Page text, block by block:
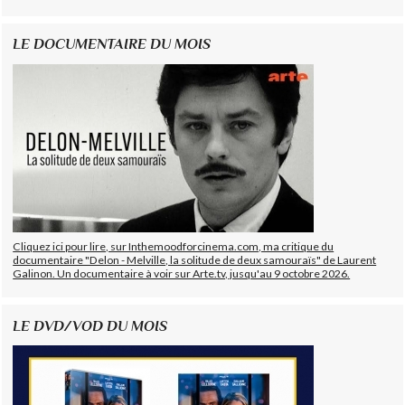
LE DOCUMENTAIRE DU MOIS
Cliquez ici pour lire, sur Inthemoodforcinema.com, ma critique du
documentaire "Delon - Melville, la solitude de deux samouraïs" de Laurent
Galinon. Un documentaire à voir sur Arte.tv, jusqu'au 9 octobre 2026.
LE DVD/VOD DU MOIS